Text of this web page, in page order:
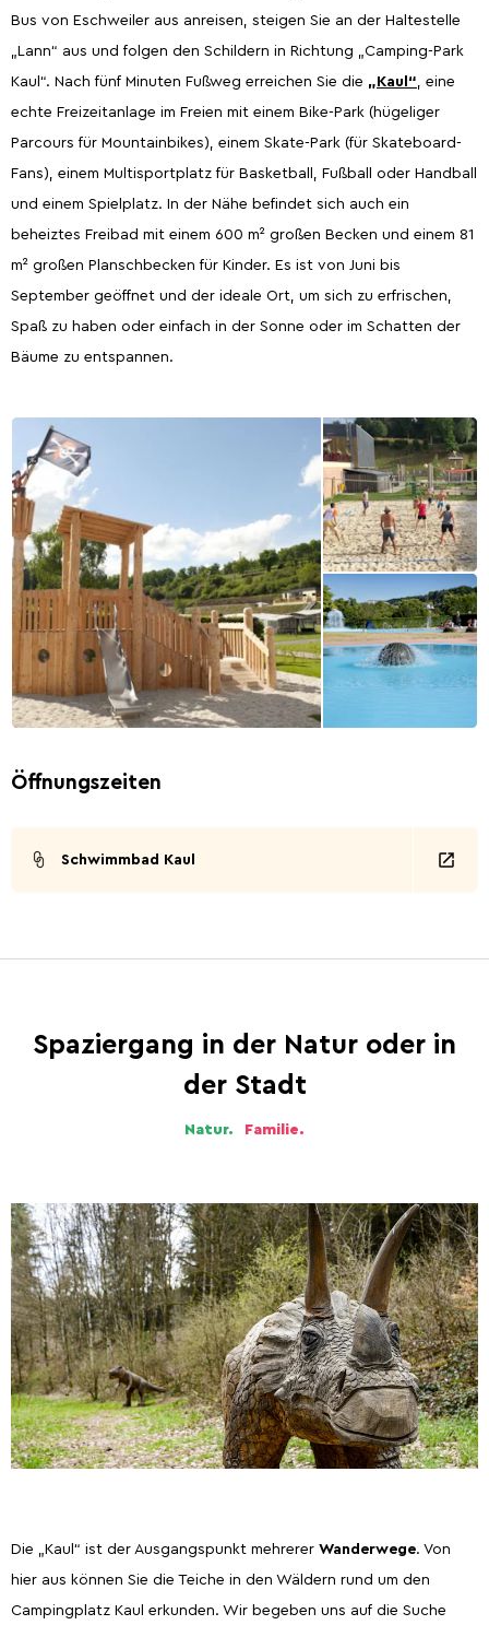
Bus von Eschweiler aus anreisen, steigen Sie an der Haltestelle
„Lann“ aus und folgen den Schildern in Richtung „Camping-Park
Kaul“. Nach fünf Minuten Fußweg erreichen Sie die „Kaul“, eine
echte Freizeitanlage im Freien mit einem Bike-Park (hügeliger
Parcours für Mountainbikes), einem Skate-Park (für Skateboard-
Fans), einem Multisportplatz für Basketball, Fußball oder Handball
und einem Spielplatz. In der Nähe befindet sich auch ein
beheiztes Freibad mit einem 600 m² großen Becken und einem 81
m² großen Planschbecken für Kinder. Es ist von Juni bis
September geöffnet und der ideale Ort, um sich zu erfrischen,
Spaß zu haben oder einfach in der Sonne oder im Schatten der
Bäume zu entspannen.
Öffnungszeiten
Schwimmbad Kaul
Spaziergang in der Natur oder in
der Stadt
Natur. Familie.
Die „Kaul“ ist der Ausgangspunkt mehrerer Wanderwege. Von
hier aus können Sie die Teiche in den Wäldern rund um den
Campingplatz Kaul erkunden. Wir begeben uns auf die Suche